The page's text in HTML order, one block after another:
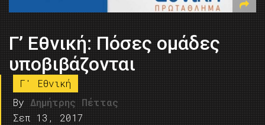
Γ’ Εθνική: Πόσες ομάδες
υποβιβάζονται
Γ' Εθνική
By Δημήτρης Πέττας
Σεπ 13, 2017